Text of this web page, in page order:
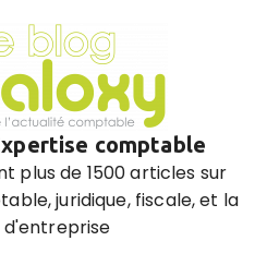
comptable
plus de 1500 articles sur
juridique, fiscale, et la
d'entreprise